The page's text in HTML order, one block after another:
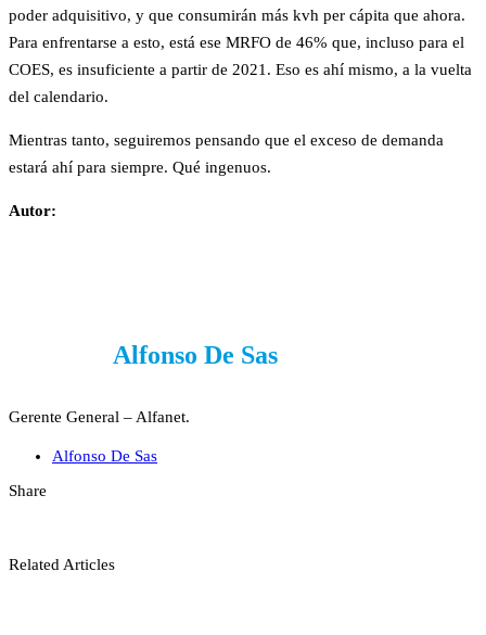
poder adquisitivo, y que consumirán más kvh per cápita que ahora.
Para enfrentarse a esto, está ese MRFO de 46% que, incluso para el
COES, es insuficiente a partir de 2021. Eso es ahí mismo, a la vuelta
del calendario.
Mientras tanto, seguiremos pensando que el exceso de demanda
estará ahí para siempre. Qué ingenuos.
Autor:
Alfonso De Sas
Gerente General – Alfanet.
Alfonso De Sas
Share
Related Articles